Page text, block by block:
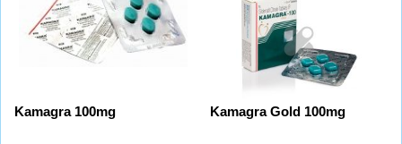
Kamagra 100mg Kamagra Gold 100mg